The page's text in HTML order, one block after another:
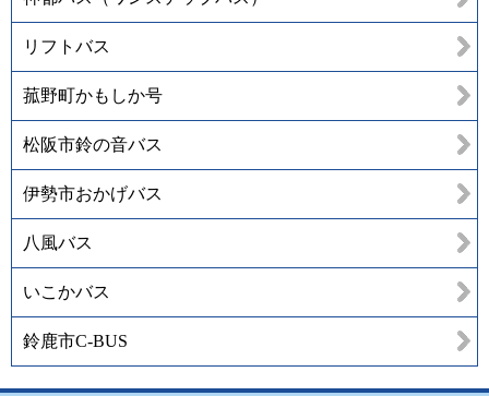
リフトバス
菰野町かもしか号
松阪市鈴の音バス
伊勢市おかげバス
八風バス
いこかバス
鈴鹿市C-BUS